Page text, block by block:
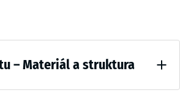
– Materiál a struktura